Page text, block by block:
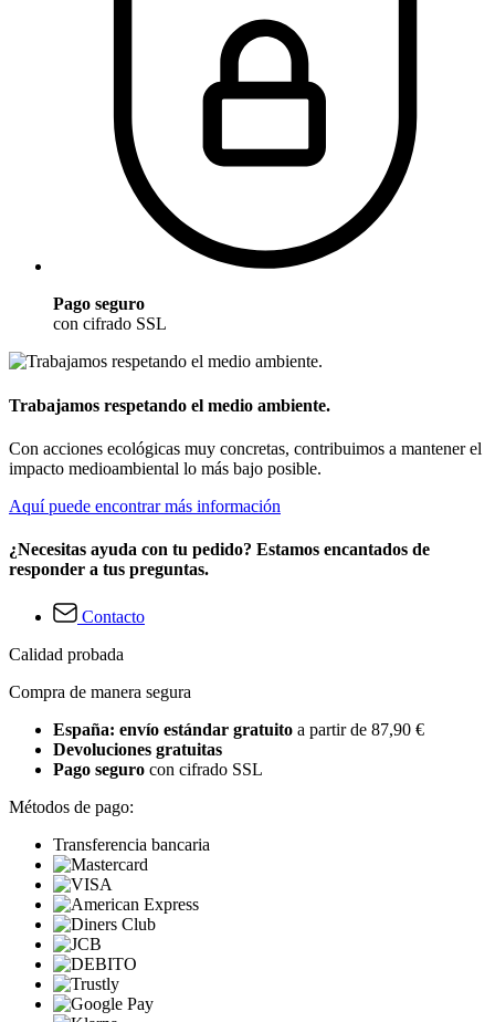
Pago seguro
con cifrado SSL
Trabajamos respetando el medio ambiente.
Con acciones ecológicas muy concretas, contribuimos a mantener el
impacto medioambiental lo más bajo posible.
Aquí puede encontrar más información
¿Necesitas ayuda con tu pedido? Estamos encantados de
responder a tus preguntas.
Contacto
Calidad probada
Compra de manera segura
España: envío estándar gratuito a partir de 87,90 €
Devoluciones gratuitas
Pago seguro con cifrado SSL
Métodos de pago:
Transferencia bancaria